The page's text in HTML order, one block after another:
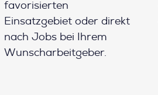
favorisierten
Einsatzgebiet oder direkt
nach Jobs bei Ihrem
Wunscharbeitgeber.